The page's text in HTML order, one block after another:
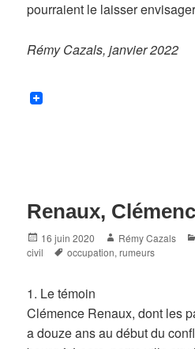
pourraient le laisser
Rémy Cazals, janvier 2022
Renaux,
Posted
on
16 juin 2020 Author
Rémy Cazals
civil
Tags
occupation,rumeurs
1. Le témoin
Clémence Renaux, dont les
a douze ans au début du